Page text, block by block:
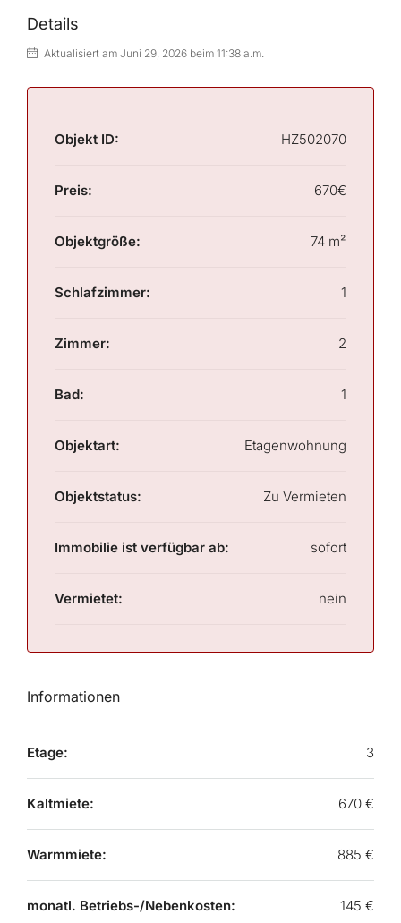
Details
Aktualisiert am Juni 29, 2026 beim 11:38 a.m.
Objekt ID: HZ502070
Preis: 670€
Objektgröße: 74 m²
Schlafzimmer: 1
Zimmer: 2
Bad: 1
Objektart: Etagenwohnung
Objektstatus: Zu Vermieten
Immobilie ist verfügbar ab: sofort
Vermietet: nein
Informationen
Etage: 3
Kaltmiete: 670 €
Warmmiete: 885 €
monatl. Betriebs-/Nebenkosten: 145 €